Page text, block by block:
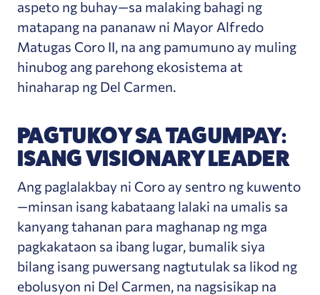
aspeto ng buhay—sa malaking bahagi ng
matapang na pananaw ni Mayor Alfredo
Matugas Coro II, na ang pamumuno ay muling
hinubog ang parehong ekosistema at
hinaharap ng Del Carmen.
PAGTUKOY SA TAGUMPAY:
ISANG VISIONARY LEADER
Ang paglalakbay ni Coro ay sentro ng kuwento
—minsan isang kabataang lalaki na umalis sa
kanyang tahanan para maghanap ng mga
pagkakataon sa ibang lugar, bumalik siya
bilang isang puwersang nagtutulak sa likod ng
ebolusyon ni Del Carmen, na nagsisikap na